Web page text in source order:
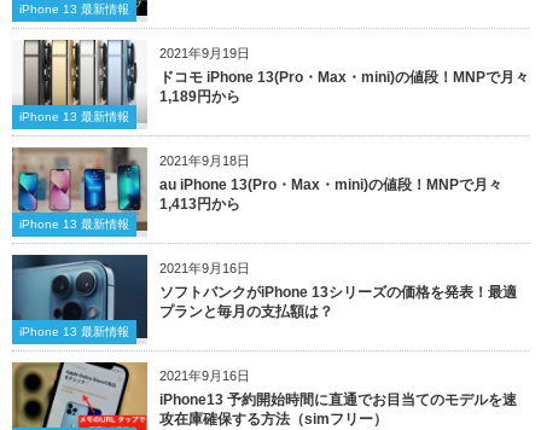
iPhone 13 最新情報
2021年9月19日
iPhone 13 最新情報
ドコモ iPhone 13(Pro・Max・mini)の値段！MNPで月々
1,189円から
2021年9月18日
iPhone 13 最新情報
au iPhone 13(Pro・Max・mini)の値段！MNPで月々
1,413円から
2021年9月16日
iPhone 13 最新情報
ソフトバンクがiPhone 13シリーズの価格を発表！最適
プランと毎月の支払額は？
2021年9月16日
iPhone13 予約開始時間に直通でお目当てのモデルを速
攻在庫確保する方法（simフリー）